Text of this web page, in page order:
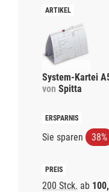
System-Kartei
von Spitta
Sie sparen 38%
200 Stck. ab